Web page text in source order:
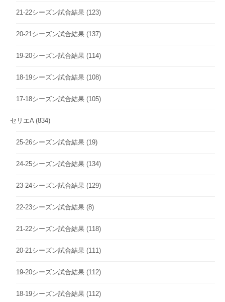
21-22シーズン試合結果 (123)
20-21シーズン試合結果 (137)
19-20シーズン試合結果 (114)
18-19シーズン試合結果 (108)
17-18シーズン試合結果 (105)
セリエA (834)
25-26シーズン試合結果 (19)
24-25シーズン試合結果 (134)
23-24シーズン試合結果 (129)
22-23シーズン試合結果 (8)
21-22シーズン試合結果 (118)
20-21シーズン試合結果 (111)
19-20シーズン試合結果 (112)
18-19シーズン試合結果 (112)